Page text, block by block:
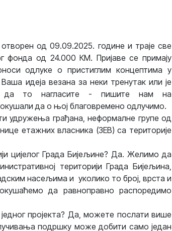
од 09.09.2025. године и траје све
фонда од 24.000 КМ. Пријаве се примају
одлуке о пристиглим концептима у
идеја везана за неки тренутак или је
да то нагласите - пишите нам на
да о њој благовремено одлучимо.
удружења грађана, неформалне групе од
етажних власника (ЗЕВ) са територије
цијелог Града Бијељине? Да. Желимо да
територији Града Бијељина,
насељима и уколико то број, врста и
да равноправно распоредимо
пројекта? Да, можете послати више
подршку може добити само један